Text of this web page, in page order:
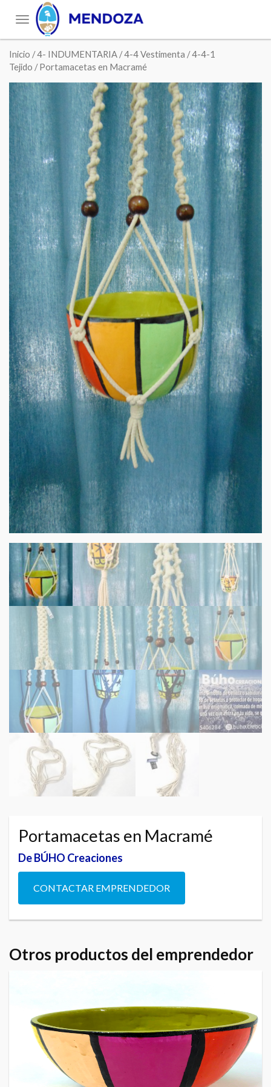
Toggle
navigation
Inicio /4- INDUMENTARIA /4-4 Vestimenta /4-4-1
Tejido / Portamacetas en Macramé
Portamacetas en Macramé
De BÚHO Creaciones
CONTACTAR EMPRENDEDOR
Otros productos del emprendedor